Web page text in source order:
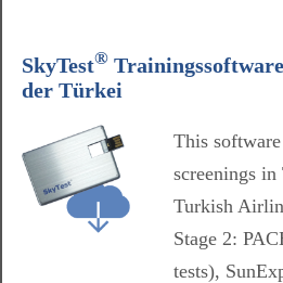
SkyTest®
der Türkei
This
screenings
Turkish
Stage 2:
tests),